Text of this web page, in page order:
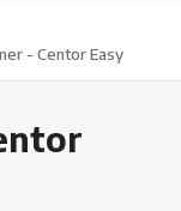
- Centor Easy